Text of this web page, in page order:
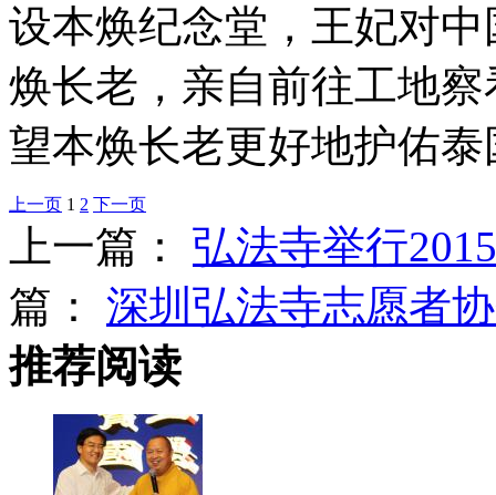
设本焕纪念堂，王妃对
焕长老，亲自前往工地
望本焕长老更好地护佑
上一页 1 2 下一页
上一篇： 弘法寺举行
篇： 深圳弘法寺志愿者
推荐阅读